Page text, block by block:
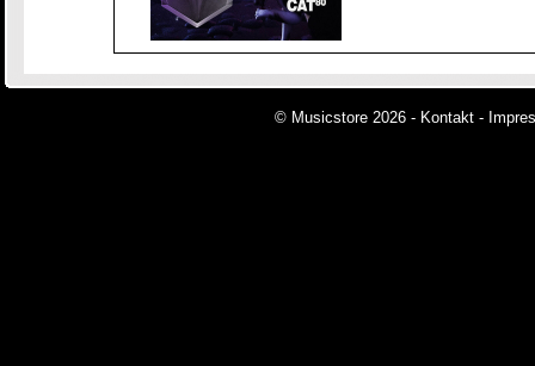
© Musicstore 2026 - Kontakt -